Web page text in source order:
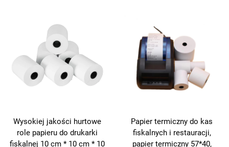
Wysokiej jakości hurtowe
role papieru do drukarki
fiskalnej 10 cm * 10 cm * 10
Papier termiczny do kas
fiskalnych i restauracji,
papier termiczny 57*40,